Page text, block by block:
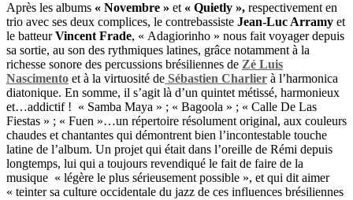
Après les albums « Novembre » et « Quietly », respectivement en
trio avec ses deux complices, le contrebassiste Jean-Luc Arramy et
le batteurVincent Frade, « Adagiorinho » nous fait voyager depuis
sa sortie, au son des rythmiques latines, grâce notamment à la
richesse sonore des percussions brésiliennes de Zé Luis
Nascimento et à la virtuosité de Sébastien Charlier à l’harmonica
diatonique. En somme, il s’agit là d’un quintet métissé, harmonieux
et…addictif ! « Samba Maya » ; « Bagoola » ; « Calle De Las
Fiestas » ; « Fuen »…un répertoire résolument original, aux couleurs
chaudes et chantantes qui démontrent bien l’incontestable touche
latine de l’album. Un projet qui était dans l’oreille de Rémi depuis
longtemps, lui qui a toujours revendiqué le fait de faire de la
musique « légère le plus sérieusement possible », et qui dit aimer
« teinter sa culture occidentale du jazz de ces influences brésiliennes